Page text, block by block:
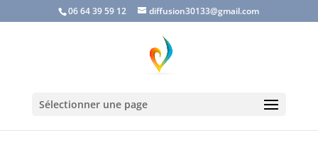
06 64 39 59 12 diffusion30133@gmail.com
Sélectionner une page